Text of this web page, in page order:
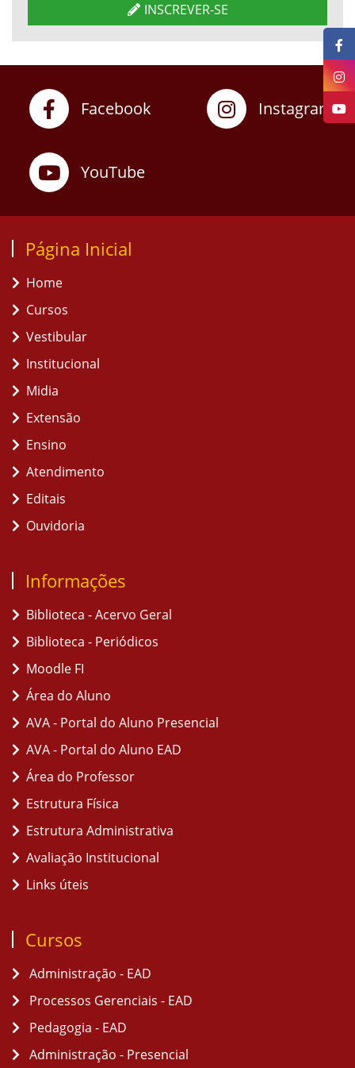
INSCREVER-SE
Facebook Instagram
YouTube
Página Inicial
Home
Cursos
Vestibular
Institucional
Midia
Extensão
Ensino
Atendimento
Editais
Ouvidoria
Informações
Biblioteca - Acervo Geral
Biblioteca - Periódicos
Moodle FI
Área do Aluno
AVA - Portal do Aluno Presencial
AVA - Portal do Aluno EAD
Área do Professor
Estrutura Física
Estrutura Administrativa
Avaliação Institucional
Links úteis
Cursos
Administração - EAD
Processos Gerenciais - EAD
Pedagogia - EAD
Administração - Presencial